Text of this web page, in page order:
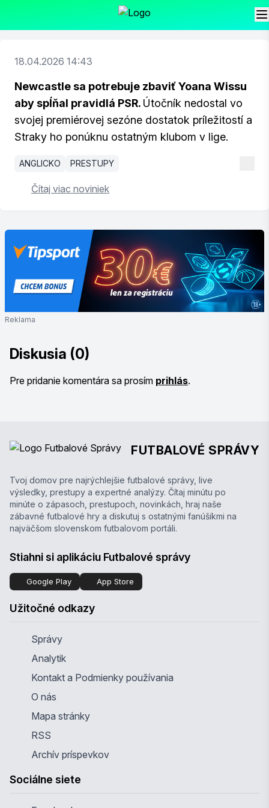
18.04.2026 14:43
Newcastle sa potrebuje zbaviť Yoana Wissu
aby spĺňal pravidlá PSR. Útočník nedostal vo
svojej premiérovej sezóne dostatok príležitostí a
Straky ho ponúknu ostatným klubom v lige.
ANGLICKO PRESTUPY
Čítaj viac noviniek
Reklama
Diskusia (0)
Pre pridanie komentára sa prosím prihlás.
FUTBALOVÉ SPRÁVY
Tvoj domov pre najrýchlejšie futbalové správy, live
výsledky, prestupy a expertné analýzy. Čítaj minútu po
minúte o zápasoch, prestupoch, novinkách, hraj naše
zábavné futbalové hry a diskutuj s ostatnými fanúšikmi na
najväčšom slovenskom futbalovom portáli.
Stiahni si aplikáciu Futbalové správy
Google Play App Store
Užitočné odkazy
Správy
Analytik
Kontakt a Podmienky používania
O nás
Mapa stránky
RSS
Archív príspevkov
Sociálne siete